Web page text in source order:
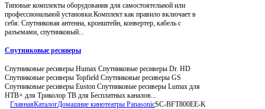
Типовые комплекты оборудования для самостоятельной или
профессиональной установки.Комплект как правило включает в
себя: Спутниковая антенна, кронштейн, конвертер, кабель с
разъемами, спутниковый...
Спутниковые ресиверы
Спутниковые ресиверы Humax Спутниковые ресиверы Dr. HD
Спутниковые ресиверы Topfield Спутниковые ресиверы GS
Спутниковые ресиверы Euston Спутниковые ресиверы Lumax для
НТВ+ для Триколор ТВ для Бесплатных каналов...
ГлавнаяКаталогДомашние кинотеатры PanasonicSC-BFT800EE-K